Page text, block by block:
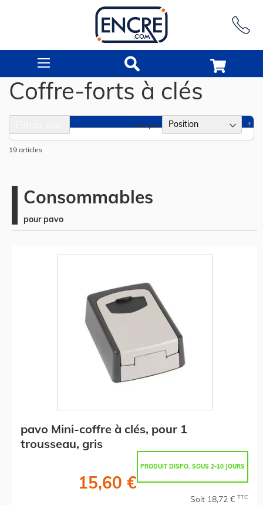
Coffre-forts à clés
19 articles
Trier par
Consommables
pour pavo
pavo Mini-coffre à clés, pour 1
trousseau, gris
PRODUIT DISPO. SOUS 2-10 JOURS
15,60 €
Soit 18,72 € TTC